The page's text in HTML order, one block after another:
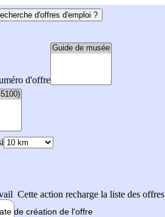
d'offres d'emploi ?
d'offre
Cette action recharge la liste des offres
de création de l'offre